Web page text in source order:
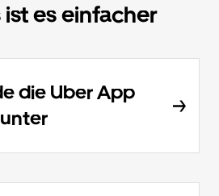
es einfacher
die Uber App